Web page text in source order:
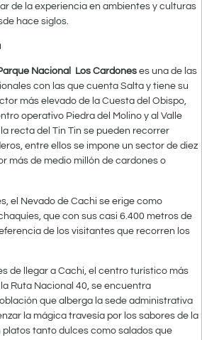
de la experiencia en ambientes y culturas
hace siglos.
Nacional Los Cardones es una de las
con las que cuenta Salta y tiene su
más elevado de la Cuesta del Obispo,
operativo Piedra del Molino y al Valle
recta del Tin Tin se pueden recorrer
entre ellos se impone un sector de diez
más de medio millón de cardones o
el Nevado de Cachi se erige como
que con sus casi 6.400 metros de
de los visitantes que recorren los
de llegar a Cachi, el centro turístico más
Ruta Nacional 40, se encuentra
que alberga la sede administrativa
la mágica travesía por los sabores de la
tanto dulces como salados que